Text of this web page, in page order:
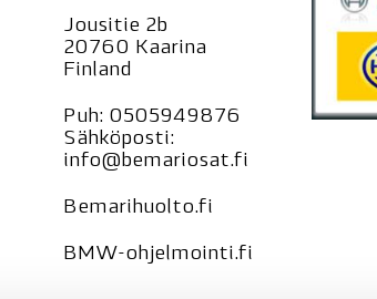
Jousitie 2b
20760 Kaarina
Finland
Puh: 0505949876
Sähköposti:
info@bemariosat.fi
Bemarihuolto.fi
BMW-ohjelmointi.fi